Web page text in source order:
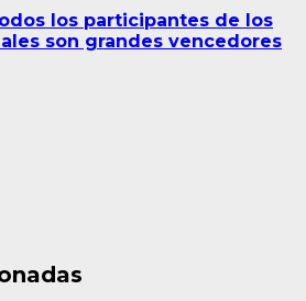
los participantes de los
son grandes vencedores